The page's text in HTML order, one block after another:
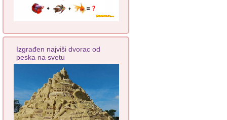
Izgrađen najviši dvorac od
peska na svetu